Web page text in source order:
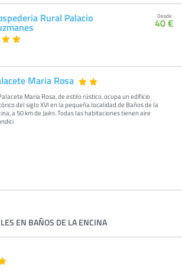
Rural Palacio Desde
40 €
Maria Rosa
Maria Rosa, de estilo rústico, ocupa un edificio
del siglo XVI en la pequeña localidad de Baños de la
a 50 km de Jaén. Todas las habitaciones tienen aire
EN BAÑOS DE LA ENCINA